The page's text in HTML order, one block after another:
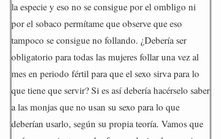
la especie y eso no se consigue por el ombligo ni
por el sobaco permítame que observe que eso
tampoco se consigue no follando. ¿Debería ser
obligatorio para todas las mujeres follar una vez al
mes en periodo fértil para que el sexo sirva para lo
que tiene que servir? Si es así debería hacérselo saber
a las monjas que no usan su sexo para lo que
deberían usarlo, según su propia teoría. Vamos que